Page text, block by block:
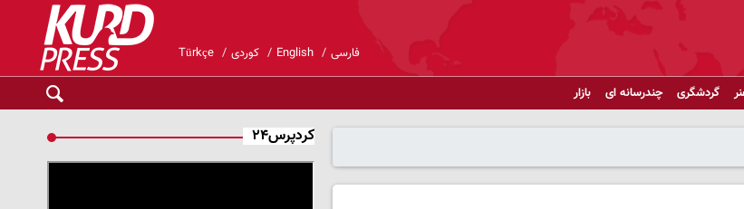
فارسی English کوردی Türkçe
گردشگری چندرسانه ای بازار
کردپرس۲۴